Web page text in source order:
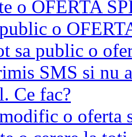
o OFERTA
o
sa public o
SMS si nu
Ce fac?
o oferta